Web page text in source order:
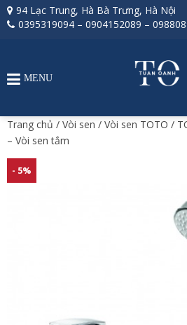
94 Lạc Trung, Hà Bà Trưng, Hà Nội
0395319094 – 0904152089 –
MENU
Trang chủ / Vòi sen / Vòi sen TOTO /
– Vòi sen tắm
- 5%